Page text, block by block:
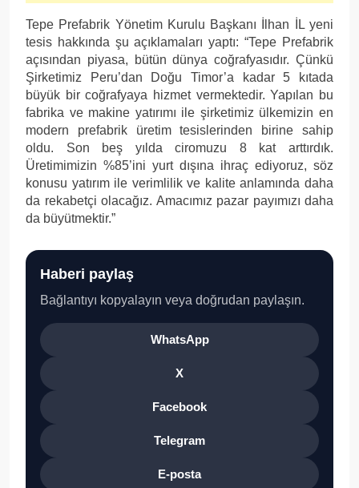
Tepe Prefabrik Yönetim Kurulu Başkanı İlhan İL yeni
tesis hakkında şu açıklamaları yaptı: “Tepe Prefabrik
açısından piyasa, bütün dünya coğrafyasıdır. Çünkü
Şirketimiz Peru’dan Doğu Timor’a kadar 5 kıtada
büyük bir coğrafyaya hizmet vermektedir. Yapılan bu
fabrika ve makine yatırımı ile şirketimiz ülkemizin en
modern prefabrik üretim tesislerinden birine sahip
oldu. Son beş yılda ciromuzu 8 kat arttırdık.
Üretimimizin %85’ini yurt dışına ihraç ediyoruz, söz
konusu yatırım ile verimlilik ve kalite anlamında daha
da rekabetçi olacağız. Amacımız pazar payımızı daha
da büyütmektir.”
Haberi paylaş
Bağlantıyı kopyalayın veya doğrudan paylaşın.
WhatsApp
X
Facebook
Telegram
E-posta